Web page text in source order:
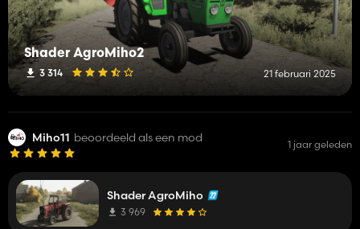
Shader AgroMiho2
3 314 21 februari 2025
Miho11 beoordeeld als een mod 1 jaar geleden
Shader AgroMiho
3 969